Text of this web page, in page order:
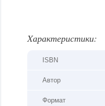
Xарактеристики:
ISBN
Автор
Формат